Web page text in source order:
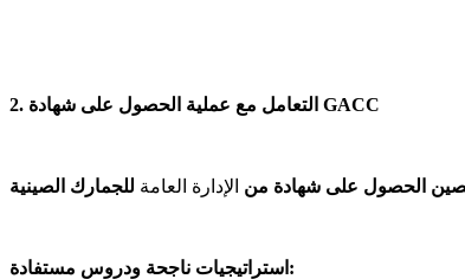
2. التعامل مع عملية الحصول على شهادة GACC
الحصول على شهادة من الإدارة العامة
استراتيجيات ناجحة ودروس مستفادة: